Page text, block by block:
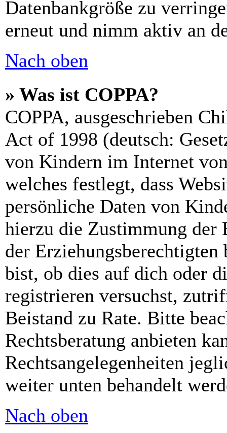
Datenbankgröße zu
erneut und nimm aktiv an
Nach oben
» Was ist COPPA?
COPPA, ausgeschrieben
Act of 1998 (deutsch:
von Kindern im Internet
welches festlegt, dass
persönliche Daten von
hierzu die Zustimmung der
der
bist, ob dies auf dich oder
registrieren versuchst,
Beistand zu Rate. Bitte
Rechtsberatung anbieten
Rechtsangelegenheiten
weiter unten behandelt
Nach oben